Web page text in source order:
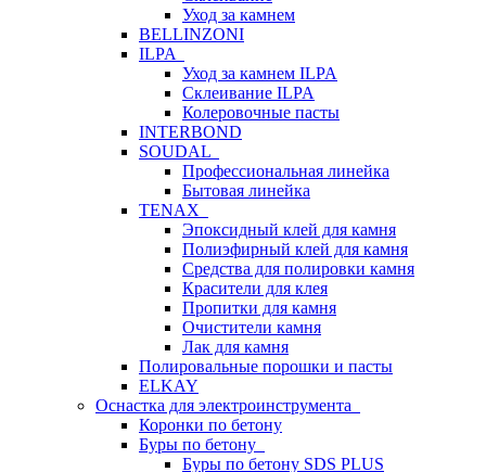
Уход за камнем
BELLINZONI
ILPA
Уход за камнем ILPA
Склеивание ILPA
Колеровочные пасты
INTERBOND
SOUDAL
Профессиональная линейка
Бытовая линейка
TENAX
Эпоксидный клей для камня
Полиэфирный клей для камня
Средства для полировки камня
Красители для клея
Пропитки для камня
Очистители камня
Лак для камня
Полировальные порошки и пасты
ELKAY
Оснастка для электроинструмента
Коронки по бетону
Буры по бетону
Буры по бетону SDS PLUS